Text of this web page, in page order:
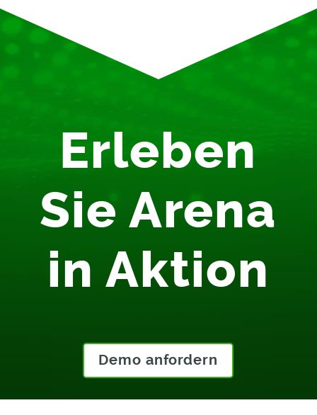
Erleben
Sie Arena
in Aktion
Demo anfordern